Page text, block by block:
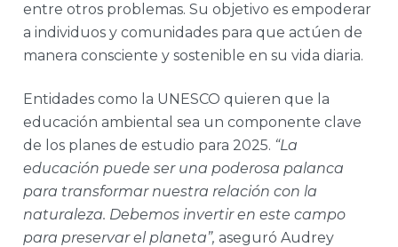
entre otros problemas. Su objetivo es empoderar
a individuos y comunidades para que actúen de
manera consciente y sostenible en su vida diaria.
Entidades como la UNESCO quieren que la
educación ambiental sea un componente clave
de los planes de estudio para 2025. “La
educación puede ser una poderosa palanca
para transformar nuestra relación con la
naturaleza. Debemos invertir en este campo
para preservar el planeta”, aseguró Audrey